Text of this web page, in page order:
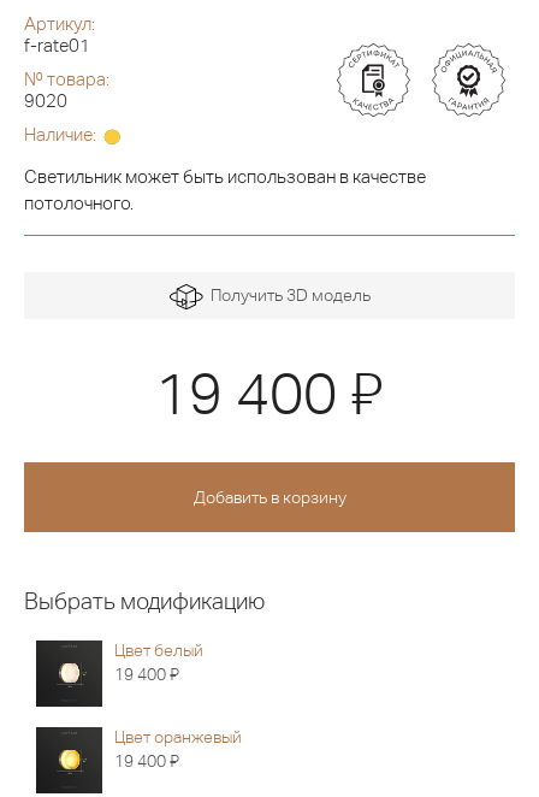
Артикул:
f-rate01
№ товара:
9020
Наличие:
Светильник может быть использован в качестве
потолочного.
Получить 3D модель
19 400 Я
Выбрать модификацию
Цвет белый
19 400Я
Цвет оранжевый
19 400Я